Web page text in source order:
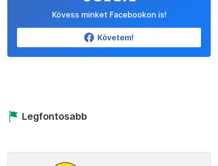
Kövess minket Facebookon is!
Követem!
Legfontosabb